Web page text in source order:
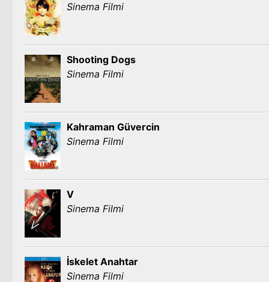
Sinema Filmi
Shooting Dogs
Sinema Filmi
Kahraman Güvercin
Sinema Filmi
V
Sinema Filmi
İskelet Anahtar
Sinema Filmi